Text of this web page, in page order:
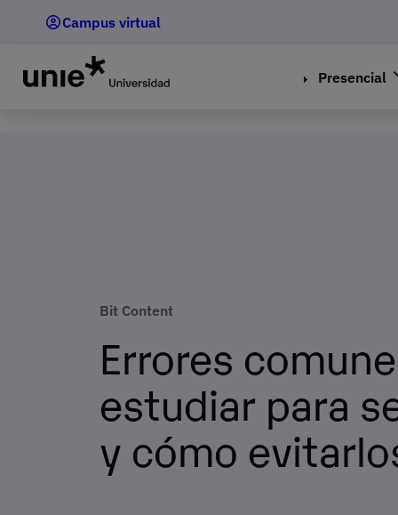
principal
Campus virtual
Presencial
Bit Content
Errores
estudiar para
y cómo